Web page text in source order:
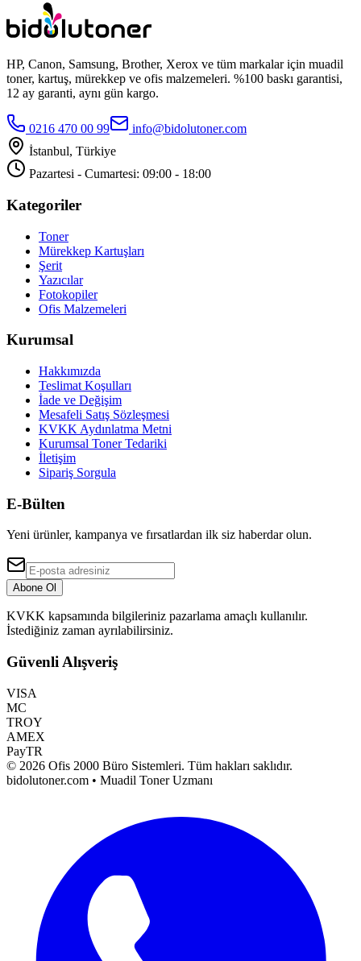
HP, Canon, Samsung, Brother, Xerox ve tüm markalar için muadil
toner, kartuş, mürekkep ve ofis malzemeleri. %100 baskı garantisi,
12 ay garanti, aynı gün kargo.
0216 470 00 99
info@bidolutoner.com
İstanbul, Türkiye
Pazartesi - Cumartesi: 09:00 - 18:00
Kategoriler
Toner
Mürekkep Kartuşları
Şerit
Yazıcılar
Fotokopiler
Ofis Malzemeleri
Kurumsal
Hakkımızda
Teslimat Koşulları
İade ve Değişim
Mesafeli Satış Sözleşmesi
KVKK Aydınlatma Metni
Kurumsal Toner Tedariki
İletişim
Sipariş Sorgula
E-Bülten
Yeni ürünler, kampanya ve fırsatlardan ilk siz haberdar olun.
Abone Ol
KVKK kapsamında bilgileriniz pazarlama amaçlı kullanılır.
İstediğiniz zaman ayrılabilirsiniz.
Güvenli Alışveriş
VISA
MC
TROY
AMEX
PayTR
© 2026 Ofis 2000 Büro Sistemleri. Tüm hakları saklıdır.
bidolutoner.com • Muadil Toner Uzmanı